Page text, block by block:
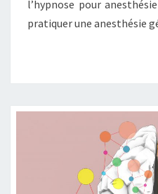
l’hypnose pour
pratiquer une anesthésie